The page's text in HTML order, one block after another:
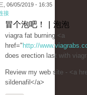
, 06/05/2019 - 16:35
接
冒个泡吧！ | 泡泡
viagra fat burning <a
href=" http://
does erection last with
Review my web site - <a
sildenafil</a>